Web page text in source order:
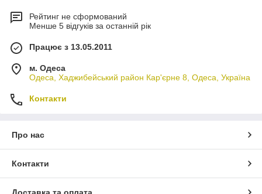
Рейтинг не сформований
Менше 5 відгуків за останній рік
Працює з 13.05.2011
м. Одеса
Одеса, Хаджибейський район Кар'єрне 8, Одеса, Україна
Контакти
Про нас
Контакти